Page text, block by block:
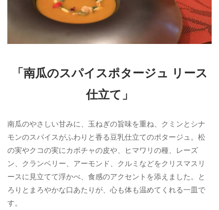
「南瓜のスパイスポタージュ リース
仕立て」
南瓜のやさしい甘みに、玉ねぎの旨味を重ね、クミンとシナ
モンのスパイスがふわりと香る豆乳仕立てのポタージュ。松
の実やクコの実にカボチャの皮や、ヒマワリの種、レーズ
ン、クランベリー、アーモンド、クルミなどをクリスマスリ
ースに見立てて浮かべ、食感のアクセントを添えました。と
ろりとまろやかな口あたりが、心も体も温めてくれる一皿で
す。